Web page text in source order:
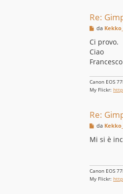
Re:
M
s
s
a
g
g
o
da
Ci provo.
Ciao
Francesco
Canon EOS
My Flickr:
Re:
M
s
s
i
da
Mi si è
Canon EOS
My Flickr: